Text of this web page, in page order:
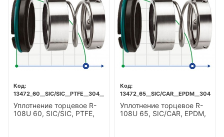
13472_60__SIC/SIC__PTFE__304__T5F
Уплотнение торцевое R-
108U 60, SIC/SIC, PTFE,
13472_65__SIC/
Уплотнение торцевое R-
108U 65, SIC/CAR, EPDM,